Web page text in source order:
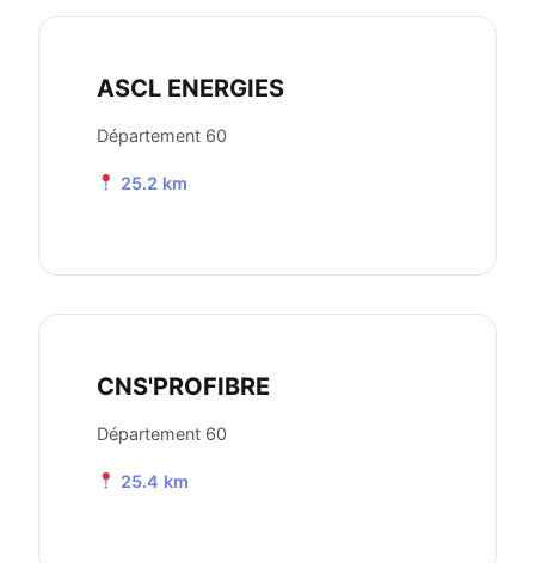
ASCL ENERGIES
Département 60
25.2 km
CNS'PROFIBRE
Département 60
25.4 km